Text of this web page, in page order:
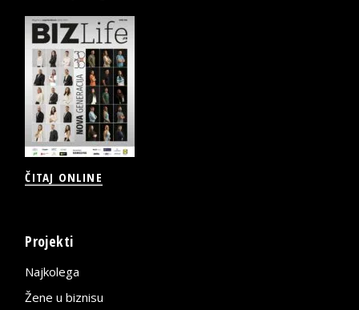
ČITAJ ONLINE
Projekti
Najkolega
Žene u biznisu